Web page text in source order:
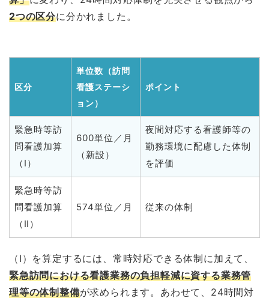
2つの区分に分かれました。
区分
単位数（訪問
看護ステーシ
ョン）
ポイント
緊急時等訪
問看護加算
（Ⅰ）
600単位／月
（新設）
夜間対応する看護師等の
勤務環境に配慮した体制
を評価
緊急時等訪
問看護加算
（Ⅱ）
574単位／月 従来の体制
（Ⅰ）を算定するには、常時対応できる体制に加えて、
緊急訪問における看護業務の負担軽減に資する業務管
理等の体制整備が求められます。あわせて、24時間対